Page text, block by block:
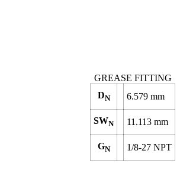
GREASE FITTING
DN 6.579 mm
SWN 11.113 mm
GN 1/8-27 NPT